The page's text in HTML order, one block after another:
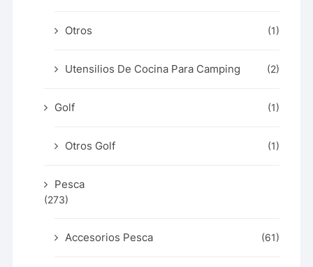
Otros (1)
Utensilios De Cocina Para Camping (2)
Golf (1)
Otros Golf (1)
Pesca
(273)
Accesorios Pesca (61)